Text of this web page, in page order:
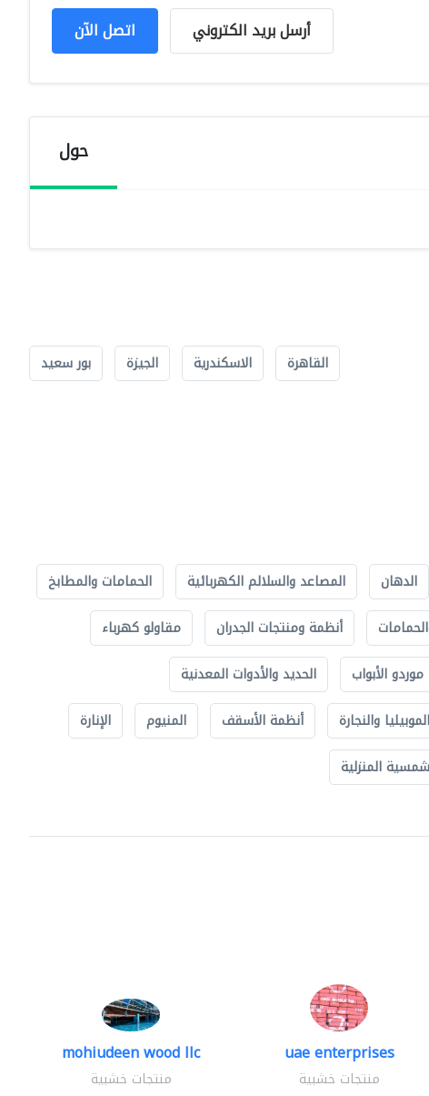
اتصل الآن أرسل بريد الكتروني
حول
القاهرة الاسكندرية الجيزة بور سعيد
الدهان المصاعد والسلالم الكهربائية
الحمامات والمطابخ
أنظمة ومنتجات الجدران
مقاولو كهرباء
موردو الأبواب
الحديد والأدوات المعدنية
الموبيليا والنجارة أنظمة الأسقف المنيوم
الإنارة
المنزلية
mohiudeen wood llc
منتجات خشبية
uae enterprises
منتجات خشبية